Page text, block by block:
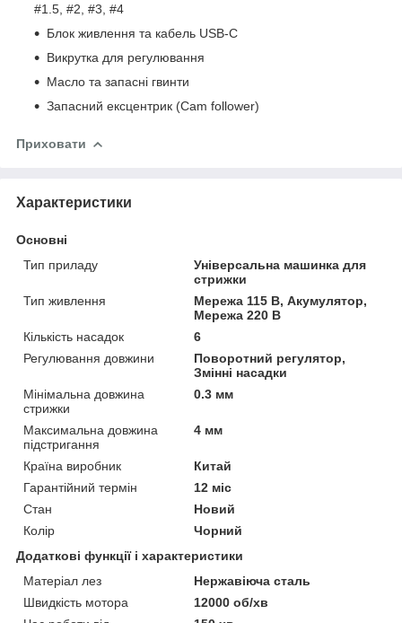
#1.5, #2, #3, #4
Блок живлення та кабель USB-C
Викрутка для регулювання
Масло та запасні гвинти
Запасний ексцентрик (Cam follower)
Приховати
Характеристики
Основні
Тип приладу
Універсальна машинка для
стрижки
Тип живлення
Мережа 115 В, Акумулятор,
Мережа 220 В
Кількість насадок
6
Регулювання довжини
Поворотний регулятор,
Змінні насадки
Мінімальна довжина
стрижки
0.3 мм
Максимальна довжина
підстригання
4 мм
Країна виробник
Китай
Гарантійний термін
12 міс
Стан
Новий
Колір
Чорний
Додаткові функції і характеристики
Матеріал лез
Нержавіюча сталь
Швидкість мотора
12000 об/хв